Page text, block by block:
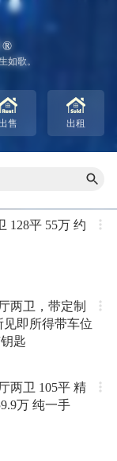
®
如歌。
售 出租
128平 55万 约
两卫，带定制
即所得带车位
匙
两卫 105平 精
万 纯一手